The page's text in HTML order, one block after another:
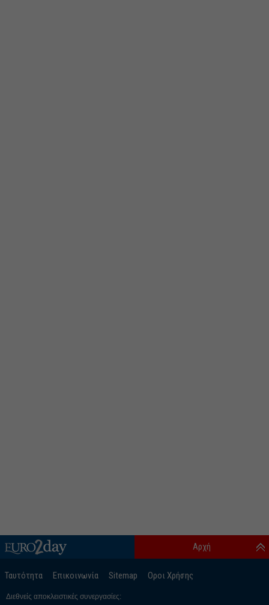
Ταυτότητα Επικοινωνία Sitemap Οροι Χρήσης
Αρχή
Διεθνείς αποκλειστικές συνεργασίες: